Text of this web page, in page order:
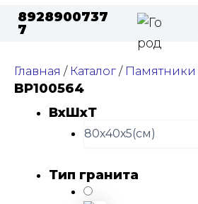
8928900737
7
Главная / Каталог / Памятники
BP100564
Тип гранита
ВхШхТ